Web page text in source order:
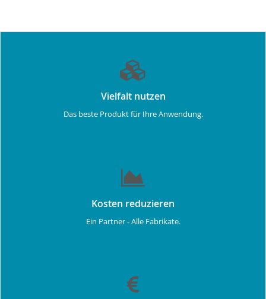
Vielfalt nutzen
Das beste Produkt für Ihre Anwendung.
Kosten reduzieren
Ein Partner - Alle Fabrikate.